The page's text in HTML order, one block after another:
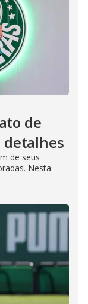
de
detalhes
de seus
Nesta